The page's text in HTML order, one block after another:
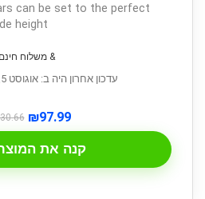
can be set to the perfect
height
& משלוח חינם
עדכון אחרון היה ב: אוגוסט 5, 2026 2:58 am
₪97.99
קנה את